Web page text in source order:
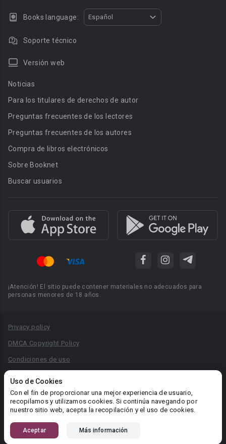
Uso de Cookies
Con el fin de proporcionar una mejor experiencia de usuario,
recopilamos y utilizamos cookies. Si continúa navegando por
nuestro sitio web, acepta la recopilación y el uso de cookies.
Aceptar Más información
Books language: Español
Soporte técnico
Versión web
Noticias
Para los titulares de derechos de autor
Preguntas frecuentes de los lectores
Preguntas frecuentes de los autores
Compra de libros electrónicos
Sobre Booknet
Buscar usuarios
¡Atención! El sitio puede contener materiales no adecuados para
personas menores de 18 años.
Privacy policy
DMCA Copyright Policy
Condiciones de uso
Reglas para la publicación de libros
Área RR.PP.: pr@booknet.com
© 2026 Booknet. Todos los derechos reservados.